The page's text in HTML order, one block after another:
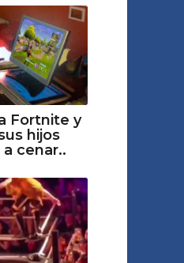
Fortnite y
hijos
cenar..